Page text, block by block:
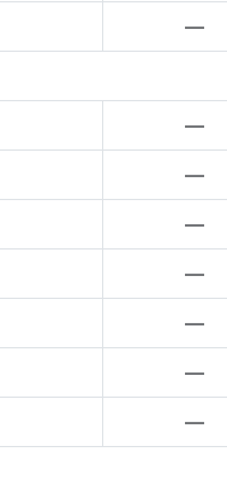
—
—
—
—
—
—
—
—